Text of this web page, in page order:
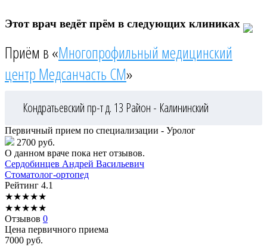
Этот врач ведёт прём в следующих клиниках
Приём в «Многопрофильный медицинский
центр Медсанчасть СМ»
Кондратьевский пр-т д. 13 Район - Калининский
Первичный прием по специализации - Уролог
2700 руб.
О данном враче пока нет отзывов.
Сердобинцев Андрей Васильевич
Стоматолог-ортопед
Рейтинг 4.1
★★★★★
★★★★★
Отзывов 0
Цена первичного приема
7000 руб.